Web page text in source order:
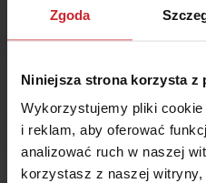
Zgoda
Niniejsza strona korzysta z
Wykorzystujemy pliki
i reklam, aby oferować
analizować ruch w naszej
korzystasz z naszej witryny,
2 Kup ubezpieczenie
3 Zaoszczędźnawet 50%
Oblicz składkę